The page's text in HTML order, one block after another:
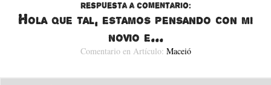
Respuesta a comentario:
Hola que tal, estamos pensando con mi
novio e...
Comentario en Artículo: Maceió